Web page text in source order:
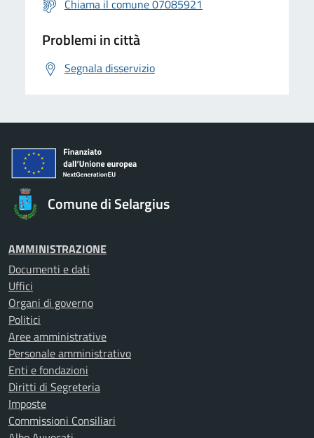
Chiama il comune 07085921
Problemi in città
Segnala disservizio
Comune di Selargius
AMMINISTRAZIONE
Documenti e dati
Uffici
Organi di governo
Politici
Aree amministrative
Personale amministrativo
Enti e fondazioni
Diritti di Segreteria
Imposte
Commissioni Consiliari